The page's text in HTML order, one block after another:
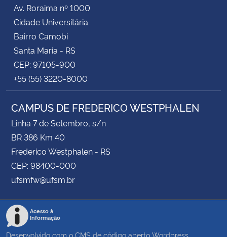
Av. Roraima nº 1000
Cidade Universitária
Bairro Camobi
Santa Maria - RS
CEP: 97105-900
+55 (55) 3220-8000
CAMPUS DE FREDERICO WESTPHALEN
Linha 7 de Setembro, s/n
BR 386 Km 40
Frederico Westphalen - RS
CEP: 98400-000
ufsmfw@ufsm.br
Acesso à
Informação
Desenvolvido com o CMS de código aberto Wordpress